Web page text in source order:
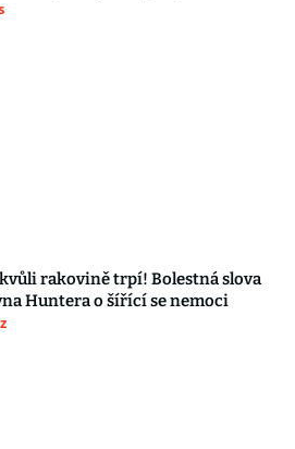
rakovině trpí! Bolestná slova
Huntera o šířící se nemoci